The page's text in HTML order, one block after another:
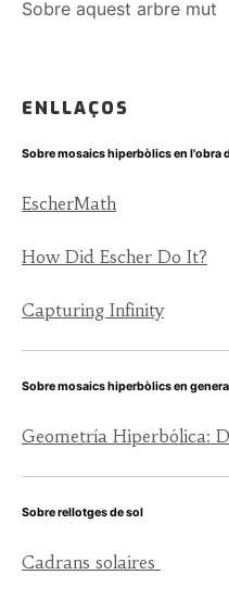
Sobre aquest arbre mut
ENLLAÇOS
Sobre mosaics hiperbòlics en l'obra
EscherMath
How Did Escher Do It?
Capturing Infinity
Sobre mosaics hiperbòlics en
Geometría Hiperbólica:
Sobre rellotges de sol
Cadrans solaires